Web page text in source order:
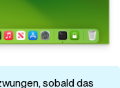
sobald das